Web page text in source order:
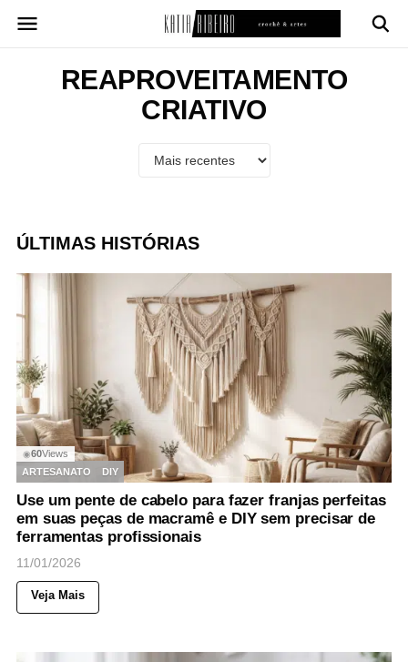
para
REAPROVEITAMENTO
CRIATIVO
ÚLTIMAS HISTÓRIAS
◉60Views
ARTESANATO
DIY
Use um pente de cabelo para fazer franjas perfeitas
em suas peças de macramê e DIY sem precisar de
ferramentas profissionais
11/01/2026
Veja Mais